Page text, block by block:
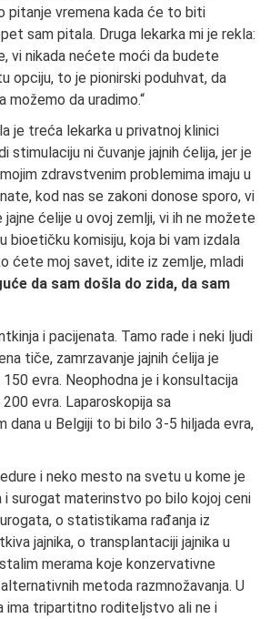
pitanje vremena kada će to biti
sam pitala. Druga lekarka mi je rekla:
vi nikada nećete moći da budete
opciju, to je pionirski poduhvat, da
možemo da uradimo.“
je treća lekarka u privatnoj klinici
stimulaciju ni čuvanje jajnih ćelija, jer je
zdravstvenim problemima imaju u
kod nas se zakoni donose sporo, vi
ćelije u ovoj zemlji, vi ih ne možete
bioetičku komisiju, koja bi vam izdala
ćete moj savet, idite iz zemlje, mladi
da sam došla do zida, da sam
i pacijenata. Tamo rade i neki ljudi
tiče, zamrzavanje jajnih ćelija je
evra. Neophodna je i konsultacija
evra. Laparoskopija sa
dana u Belgiji to bi bilo 3-5 hiljada evra,
i neko mesto na svetu u kome je
i surogat materinstvo po bilo kojoj ceni
o statistikama rađanja iz
jajnika, o transplantaciji jajnika u
merama koje konzervativne
metoda razmnožavanja. U
ima tripartitno roditeljstvo ali ne i